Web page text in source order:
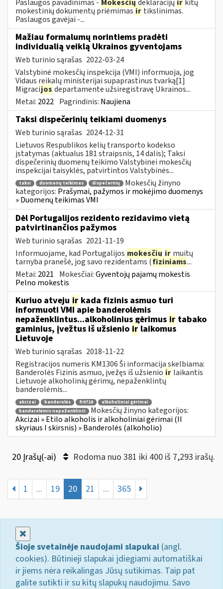
Paslaugos pavadinimas - Mokesčių deklaracijų ir kitų
mokestinių dokumentų priėmimasir tikslinimas.
Paslaugos gavėjai -...
Mažiau formalumų norintiems pradėti
individualią veiklą Ukrainos gyventojams
Web turinio sąrašas 2022-03-24
Valstybinė mokesčių inspekcija (VMI) informuoja, jog
Vidaus reikalų ministerijai supaprastinus tvarką[1]
Migracijos departamente užsiregistravę Ukrainos...
Metai: 2022 Pagrindinis: Naujiena
Taksi dispečerinių teikiami duomenys
Web turinio sąrašas 2024-12-31
Lietuvos Respublikos kelių transporto kodekso
įstatymas (aktualus 181 straipsnis, 14 dalis); Taksi
dispečerinių duomenų teikimo Valstybinei mokesčių
inspekcijai taisyklės, patvirtintos Valstybinės...
taksi duomenų teikimas dispečernių
Mokesčių žinyno
kategorijos: Prašymai, pažymos ir mokėjimo duomenys
» Duomenų teikimas VMI
Dėl Portugalijos rezidento rezidavimo vietą
patvirtinančios pažymos
Web turinio sąrašas 2021-11-19
Informuojame, kad Portugalijos mokesčių ir muitų
tarnyba pranešė, jog savo rezidentams (fiziniams...
Metai: 2021 Mokesčiai:Gyventojų pajamų mokestis
Pelno mokestis
Kuriuo atveju ir kada fizinis asmuo turi
informuoti VMI apie banderolėmis
nepaženklintus...alkoholinius gėrimus ir tabako
gaminius, įvežtus iš užsienio ir laikomus
Lietuvoje
Web turinio sąrašas 2018-11-22
Registracijos numeris KM1306 Ši informacija skelbiama:
Banderolės Fizinis asmuo, įvežęs iš užsienio ir laikantis
Lietuvoje alkoholinių gėrimų, nepaženklintų
banderolėmis...
akcizai banderolės fr0718
alkoholiniai gėrimai
banderolėmis nepaženklinti
Mokesčių žinyno kategorijos:
Akcizai » Etilo alkoholis ir alkoholiniai gėrimai (II
skyriaus I skirsnis) » Banderolės (alkoholio)
20 Įrašų(-ai) Rodoma nuo 381 iki 400 iš 7,293 irašų.
1 ... 19 20 21 ... 365
Šioje svetainėje naudojami slapukai (angl.
cookies). Būtinieji slapukai įdiegiami automatiškai
ir jiems nėra reikalingas Jūsų sutikimas. Taip pat
galite sutikti ir su kitų slapukų naudojimu. Savo